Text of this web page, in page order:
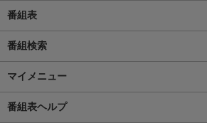
番組表
番組検索
マイメニュー
番組表ヘルプ